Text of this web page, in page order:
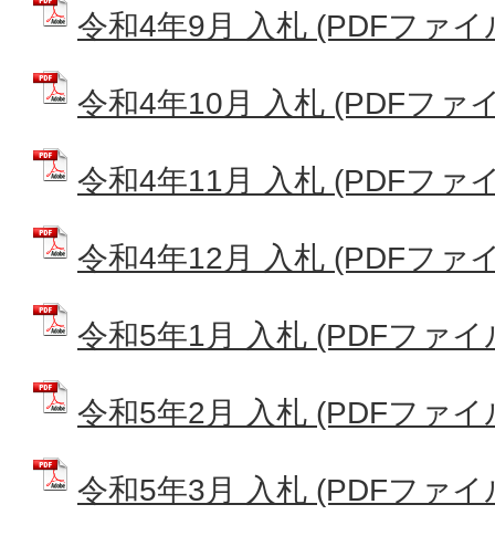
令和4年9月 入札 (PDFファ
令和4年10月 入札 (PDFファ
令和4年11月 入札 (PDFファ
令和4年12月 入札 (PDFファ
令和5年1月 入札 (PDFファ
令和5年2月 入札 (PDFファ
令和5年3月 入札 (PDFファ